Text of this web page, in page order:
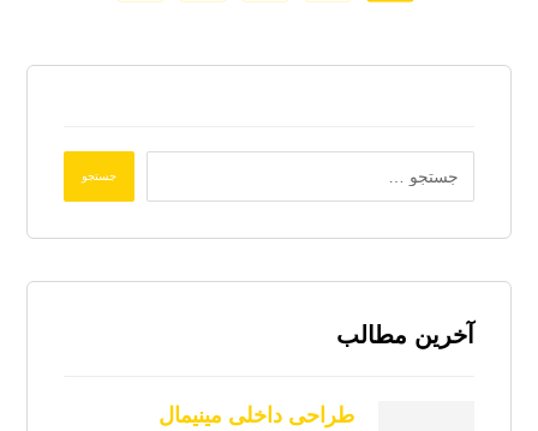
آخرین مطالب
طراحی داخلی مینیمال